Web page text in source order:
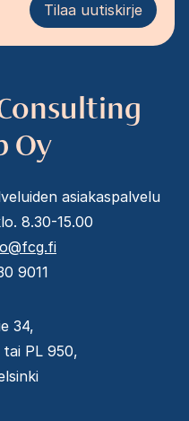
Tilaa uutiskirje
Oy
asiakaspalvelu
8.30-15.00
9011
34,
PL 950,